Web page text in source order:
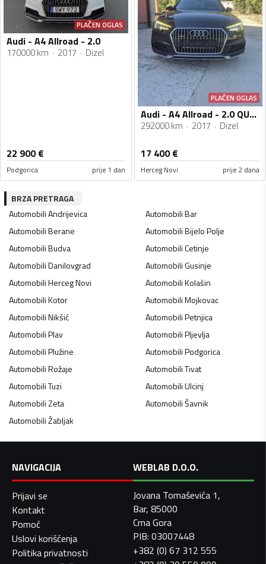
PLAĆEN OGLAS
Audi - A4 Allroad - 2.0
170000 km 2017 Dizel
22 900€
Podgorica prije 1 dan
PLAĆEN OGLAS
Audi - A4 Allroad - 2.0 QUATTRO ALLROAD
292000 km 2017 Dizel
17 400€
Herceg Novi prije 2 dana
BRZA PRETRAGA
AutomobiliAndrijevica AutomobiliBar
AutomobiliBerane AutomobiliBijelo Polje
AutomobiliBudva AutomobiliCetinje
AutomobiliDanilovgrad AutomobiliGusinje
AutomobiliHerceg Novi AutomobiliKolašin
AutomobiliKotor AutomobiliMojkovac
AutomobiliNikšić AutomobiliPetnjica
AutomobiliPlav AutomobiliPljevlja
AutomobiliPlužine AutomobiliPodgorica
AutomobiliRožaje AutomobiliTivat
AutomobiliTuzi AutomobiliUlcinj
AutomobiliZeta AutomobiliŠavnik
AutomobiliŽabljak
NAVIGACIJA
Prijavi se
Kontakt
Pomoć
Uslovi korišćenja
Politika privatnosti
WEBLAB D.O.O.
Jovana Tomaševića 1,
Bar, 85000
Crna Gora
PIB: 03007448
+382 (0) 67 312 555